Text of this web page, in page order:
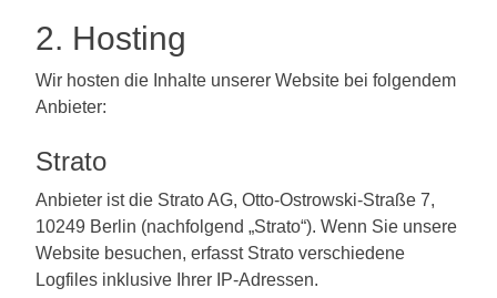
2. Hosting
Wir hosten die Inhalte unserer Website bei folgendem
Anbieter:
Strato
Anbieter ist die Strato AG, Otto-Ostrowski-Straße 7,
10249 Berlin (nachfolgend „Strato“). Wenn Sie unsere
Website besuchen, erfasst Strato verschiedene
Logfiles inklusive Ihrer IP-Adressen.